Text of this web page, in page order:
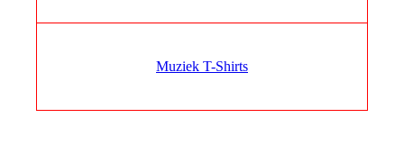
Muziek T-Shirts